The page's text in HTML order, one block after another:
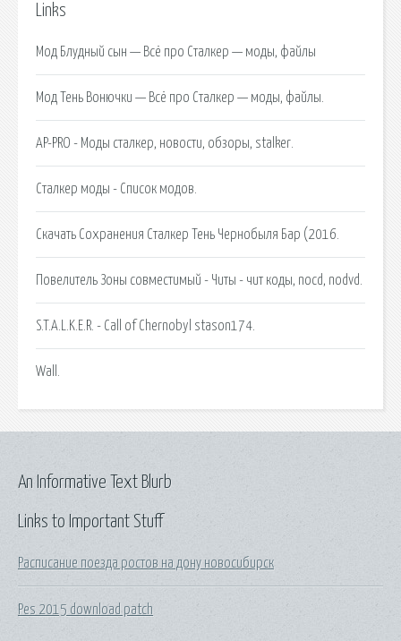
Links
Мод Блудный сын — Всё про Сталкер — моды, файлы
Мод Тень Вонючки — Всё про Сталкер — моды, файлы.
AP-PRO - Моды сталкер, новости, обзоры, stalker.
Сталкер моды - Список модов.
Скачать Сохранения Сталкер Тень Чернобыля Бар (2016.
Повелитель Зоны совместимый - Читы - чит коды, nocd, nodvd.
S.T.A.L.K.E.R. - Call of Chernobyl stason174.
Wall.
Links to Important Stuff
Расписание поезда ростов на дону новосибирск
Pes 2015 download patch
An Informative Text Blurb